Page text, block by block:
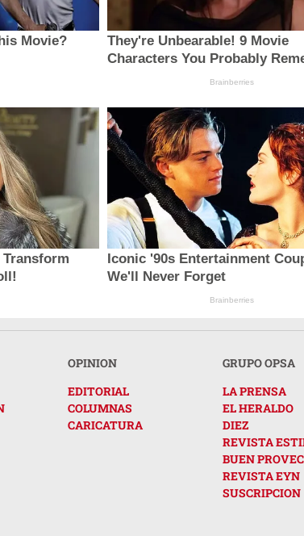
Movie?
They're Unbearable! 9 Movie
Characters You Probably
Brainberries
Iconic '90s Entertainment
We'll Never Forget
Brainberries
OPINION
EDITORIAL
COLUMNAS
CARICATURA
GRUPO OPSA
LA PRENSA
EL HERALDO
DIEZ
REVISTA
BUEN
REVISTA EYN
SUSCRIPCION